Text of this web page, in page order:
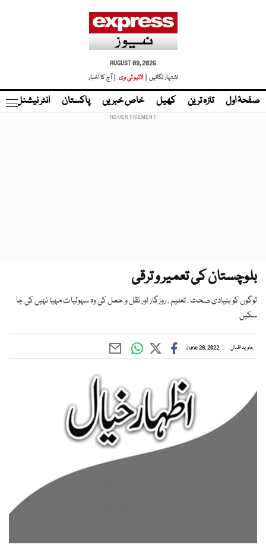
AUGUST 09, 2026
اشتہار لگائیں |
لائیو ٹی وی | آج کا اخبار
صفحۂ اول تازہ ترین کھیل خاص خبریں پاکستان انٹر نیشنل
بلوچستان کی تعمیر و ترقی
لوگوں کو بنیادی صحت ، تعلیم ، روزگار اور نقل و حمل کی وہ سہولیات مہیا نہیں کی جا
سکیں
جاوید اقبال June 28, 2022